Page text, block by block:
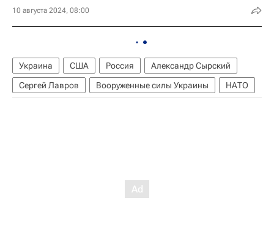
10 августа 2024, 08:00
Украина США Россия
Александр Сырский
Сергей Лавров
Вооруженные силы Украины НАТО